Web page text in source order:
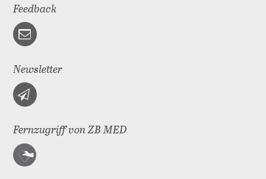
Feedback
Newsletter
Fernzugriff von ZB MED